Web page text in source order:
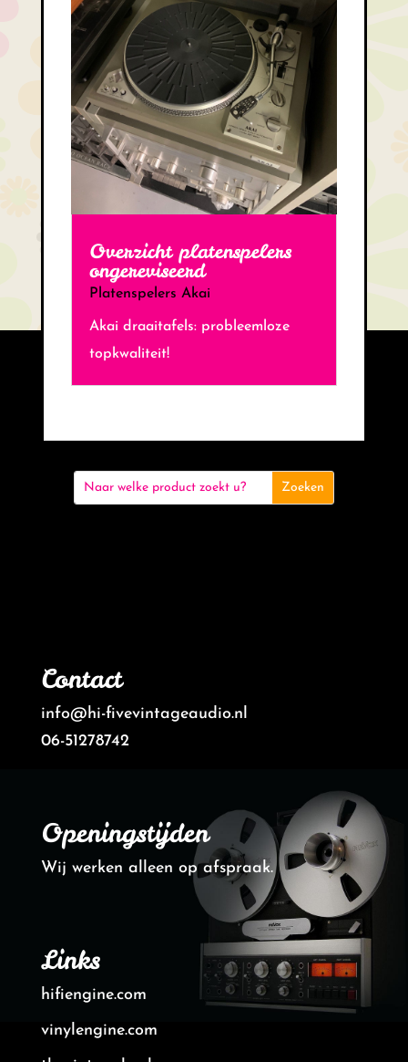
Overzicht platenspelers
ongereviseerd
Platenspelers Akai
Akai draaitafels: probleemloze
topkwaliteit!
Contact
info@hi-fivevintageaudio.nl
06-51278742
Openingstijden
Wij werken alleen op afspraak.
Links
hifiengine.com
vinylengine.com